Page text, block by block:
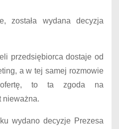
została wydana decyzja
przedsiębiorca dostaje od
a w tej samej rozmowie
ofertę, to ta zgoda na
nieważna.
wydano decyzje Prezesa